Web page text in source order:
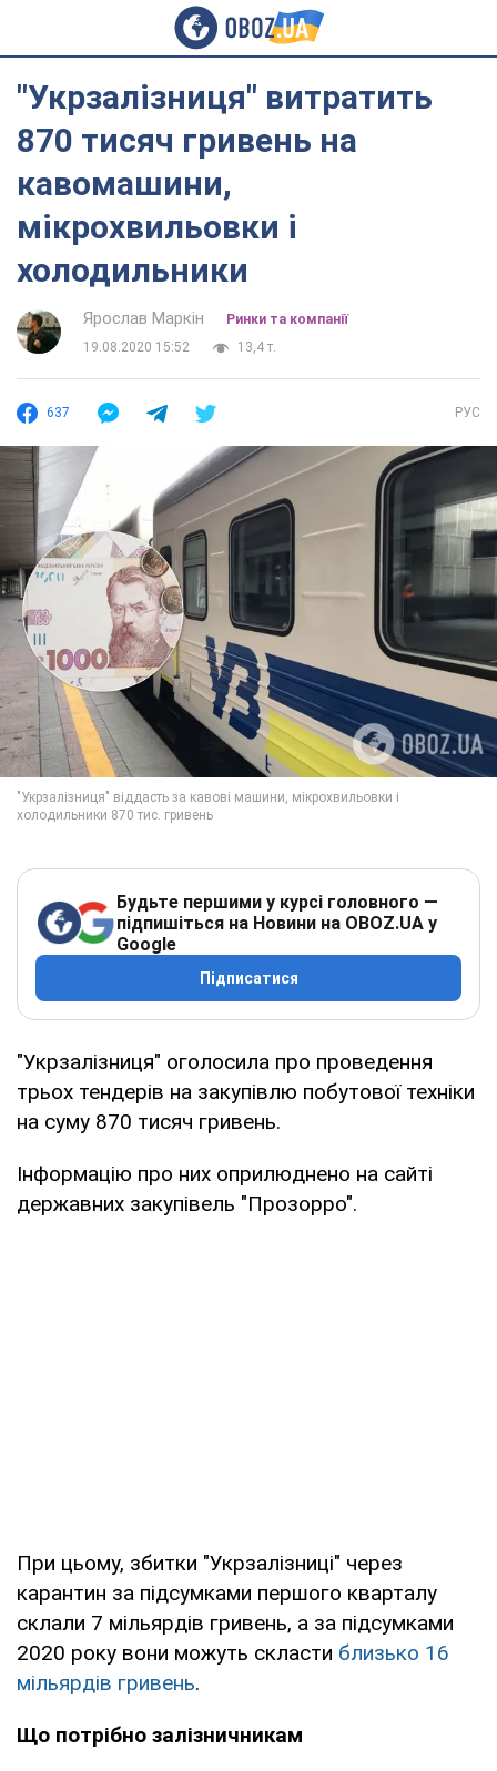
"Укрзалізниця" витратить
870 тисяч гривень на
кавомашини,
мікрохвильовки і
холодильники
Ярослав Маркін
Ринки та компанії
19.08.2020 15:52
13,4 т.
637 РУС
Будьте першими у курсі головного —
підпишіться на Новини на OBOZ.UA у
Google
Підписатися
"Укрзалізниця" оголосила про проведення
трьох тендерів на закупівлю побутової техніки
на суму 870 тисяч гривень.
Інформацію про них оприлюднено на сайті
державних закупівель "Прозорро".
При цьому, збитки "Укрзалізниці" через
карантин за підсумками першого кварталу
склали 7 мільярдів гривень, а за підсумками
2020 року вони можуть скласти близько 16
мільярдів гривень.
Що потрібно залізничникам